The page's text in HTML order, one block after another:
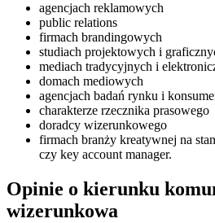
agencjach reklamowych
public relations
firmach brandingowych
studiach projektowych i
mediach tradycyjnych i
domach mediowych
agencjach badań rynku i
charakterze rzecznika prasowego
doradcy wizerunkowego
firmach branży kreatywnej na
czy key account manager.
Opinie o kierunku
wizerunkowa